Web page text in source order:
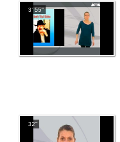
3' 55''
32''